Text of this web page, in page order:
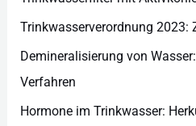
Trinkwasserverordnung 2023:
Demineralisierung von
Verfahren
Hormone im Trinkwasser:
n